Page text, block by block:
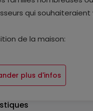
qui
de la maison:
au rdc
plus d'infos